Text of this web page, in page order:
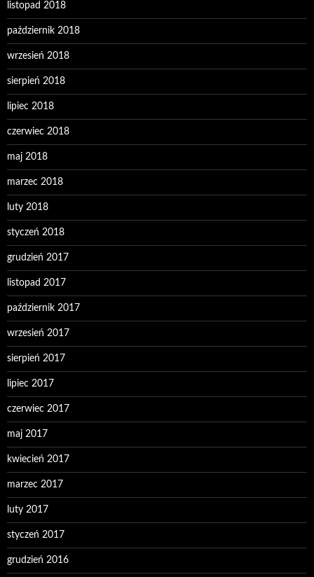
listopad 2018
październik 2018
wrzesień 2018
sierpień 2018
lipiec 2018
czerwiec 2018
maj 2018
marzec 2018
luty 2018
styczeń 2018
grudzień 2017
listopad 2017
październik 2017
wrzesień 2017
sierpień 2017
lipiec 2017
czerwiec 2017
maj 2017
kwiecień 2017
marzec 2017
luty 2017
styczeń 2017
grudzień 2016